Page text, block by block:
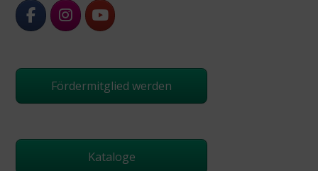
Fördermitglied werden
Kataloge